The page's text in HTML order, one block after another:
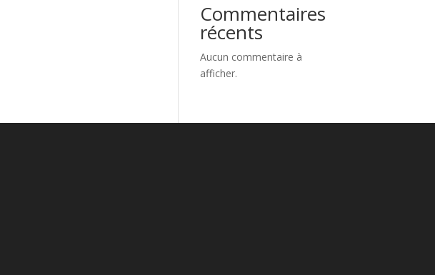
Commentaires
récents
Aucun commentaire à
afficher.